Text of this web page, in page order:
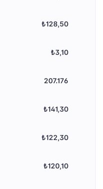
₺128,50
₺3,10
207.176
₺141,30
₺122,30
₺120,10